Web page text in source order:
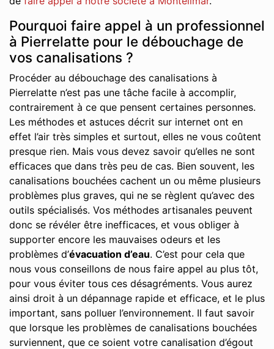
Pourquoi faire appel à un professionnel
à Pierrelatte pour le débouchage de
vos canalisations ?
Procéder au débouchage des canalisations à
Pierrelatte n’est pas une tâche facile à accomplir,
contrairement à ce que pensent certaines personnes.
Les méthodes et astuces décrit sur internet ont en
effet l’air très simples et surtout, elles ne vous coûtent
presque rien. Mais vous devez savoir qu’elles ne sont
efficaces que dans très peu de cas. Bien souvent, les
canalisations bouchées cachent un ou même plusieurs
problèmes plus graves, qui ne se règlent qu’avec des
outils spécialisés. Vos méthodes artisanales peuvent
donc se révéler être inefficaces, et vous obliger à
supporter encore les mauvaises odeurs et les
problèmes d’évacuation d’eau. C’est pour cela que
nous vous conseillons de nous faire appel au plus tôt,
pour vous éviter tous ces désagréments. Vous aurez
ainsi droit à un dépannage rapide et efficace, et le plus
important, sans polluer l’environnement. Il faut savoir
que lorsque les problèmes de canalisations bouchées
surviennent, que ce soient votre canalisation d’égout